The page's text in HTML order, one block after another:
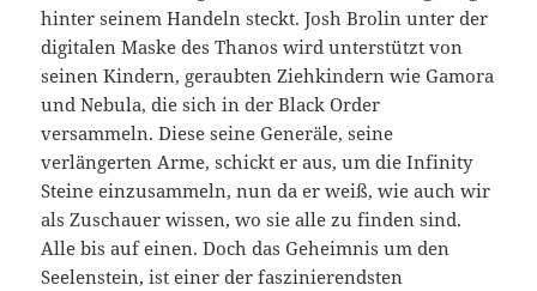
hinter seinem Handeln steckt. Josh Brolin unter der
digitalen Maske des Thanos wird unterstützt von
seinen Kindern, geraubten Ziehkindern wie Gamora
und Nebula, die sich in der Black Order
versammeln. Diese seine Generäle, seine
verlängerten Arme, schickt er aus, um die Infinity
Steine einzusammeln, nun da er weiß, wie auch wir
als Zuschauer wissen, wo sie alle zu finden sind.
Alle bis auf einen. Doch das Geheimnis um den
Seelenstein, ist einer der faszinierendsten